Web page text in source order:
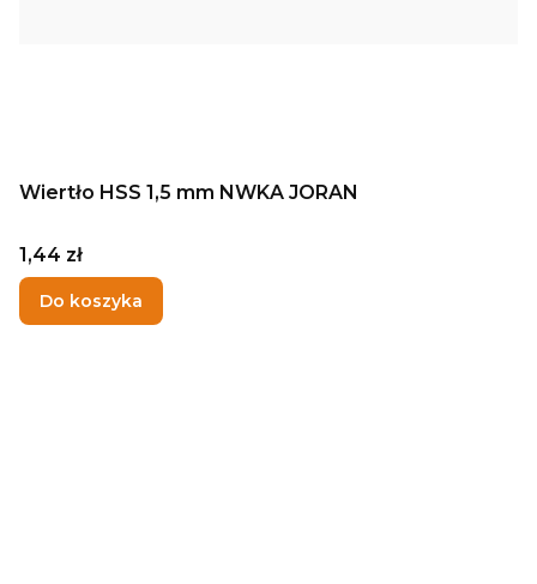
Wiertło HSS 1,5 mm NWKA JORAN
Cena
1,44 zł
Do koszyka